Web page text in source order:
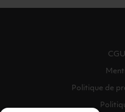
Politique de